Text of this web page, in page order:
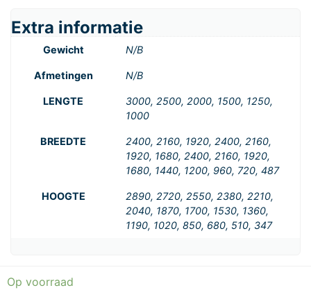
Extra informatie
Gewicht N/B
Afmetingen N/B
LENGTE
3000, 2500, 2000, 1500, 1250,
1000
BREEDTE
2400, 2160, 1920, 2400, 2160,
1920, 1680, 2400, 2160, 1920,
1680, 1440, 1200, 960, 720, 487
HOOGTE
2890, 2720, 2550, 2380, 2210,
2040, 1870, 1700, 1530, 1360,
1190, 1020, 850, 680, 510, 347
Op voorraad